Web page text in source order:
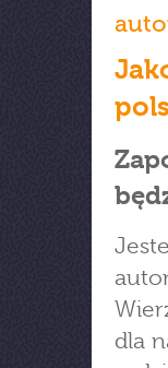
dla